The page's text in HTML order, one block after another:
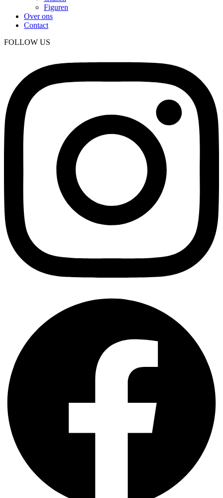
Figuren
Over ons
Contact
FOLLOW US